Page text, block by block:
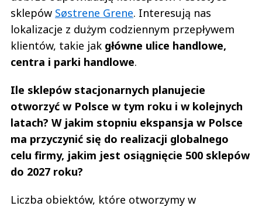
sklepów Søstrene Grene. Interesują nas
lokalizacje z dużym codziennym przepływem
klientów, takie jak główne ulice handlowe,
centra i parki handlowe.
Ile sklepów stacjonarnych planujecie
otworzyć w Polsce w tym roku i w kolejnych
latach? W jakim stopniu ekspansja w Polsce
ma przyczynić się do realizacji globalnego
celu firmy, jakim jest osiągnięcie 500 sklepów
do 2027 roku?
Liczba obiektów, które otworzymy w